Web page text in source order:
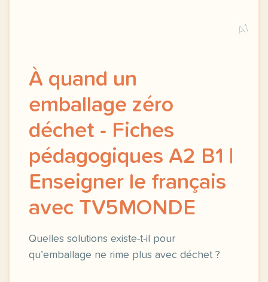
A1
À quand un
emballage zéro
déchet - Fiches
pédagogiques A2 B1 |
Enseigner le français
avec TV5MONDE
Quelles solutions existe-t-il pour
qu’emballage ne rime plus avec déchet ?